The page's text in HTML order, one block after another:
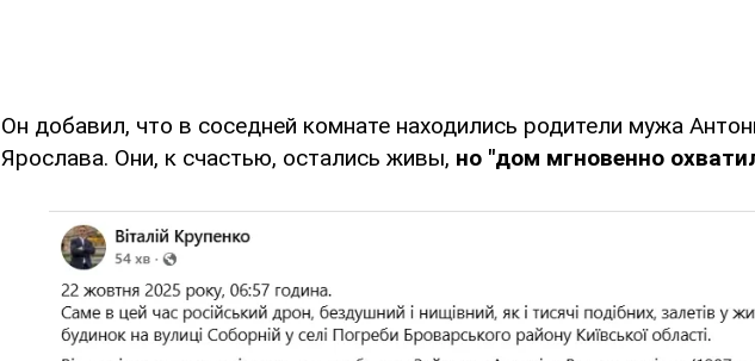
Он добавил, что в соседней комнате находились родители мужа
Ярослава. Они, к счастью, остались живы, но "дом мгновенно